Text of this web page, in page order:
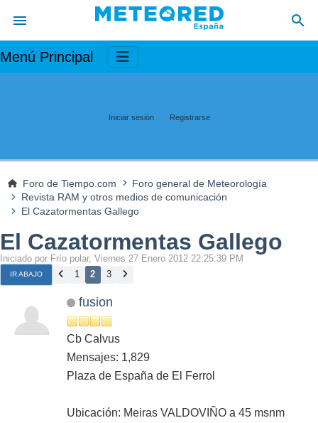
Menú Principal
Iniciar sesión Registrarse
Foro de Tiempo.com
Foro general de Meteorología
Revista RAM y otros medios de comunicación
El Cazatormentas Gallego
El Cazatormentas Gallego
Iniciado por Frío polar, Viernes 27 Enero 2012 22:25:39 PM
IR ABAJO 1 2 3
fusion
Cb Calvus
Mensajes: 1,829
Plaza de España de El Ferrol
Ubicación: Meiras VALDOVIÑO a 45 msnm